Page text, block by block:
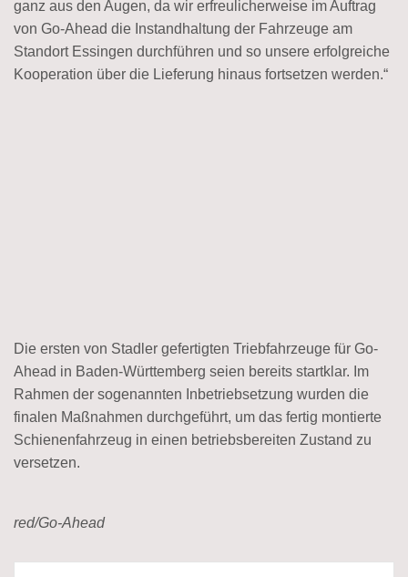
ganz aus den Augen, da wir erfreulicherweise im Auftrag
von Go-Ahead die Instandhaltung der Fahrzeuge am
Standort Essingen durchführen und so unsere erfolgreiche
Kooperation über die Lieferung hinaus fortsetzen werden.“
Die ersten von Stadler gefertigten Triebfahrzeuge für Go-
Ahead in Baden-Württemberg seien bereits startklar. Im
Rahmen der sogenannten Inbetriebsetzung wurden die
finalen Maßnahmen durchgeführt, um das fertig montierte
Schienenfahrzeug in einen betriebsbereiten Zustand zu
versetzen.
red/Go-Ahead